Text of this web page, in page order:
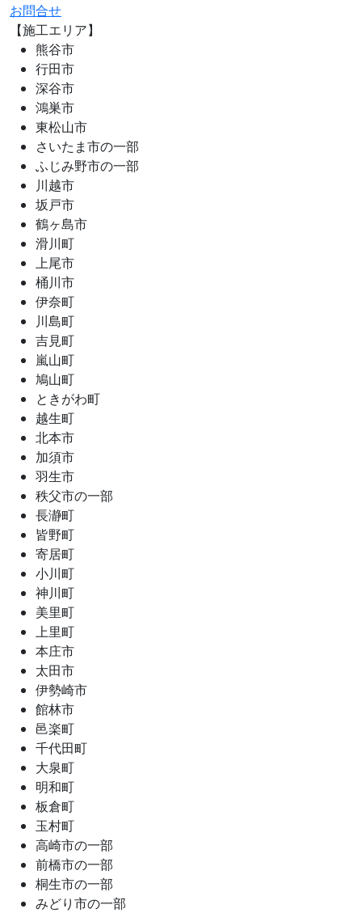
お問合せ
【施工エリア】
熊谷市
行田市
深谷市
鴻巣市
東松山市
さいたま市の一部
ふじみ野市の一部
川越市
坂戸市
鶴ヶ島市
滑川町
上尾市
桶川市
伊奈町
川島町
吉見町
嵐山町
鳩山町
ときがわ町
越生町
北本市
加須市
羽生市
秩父市の一部
長瀞町
皆野町
寄居町
小川町
神川町
美里町
上里町
本庄市
太田市
伊勢崎市
館林市
邑楽町
千代田町
大泉町
明和町
板倉町
玉村町
高崎市の一部
前橋市の一部
桐生市の一部
みどり市の一部